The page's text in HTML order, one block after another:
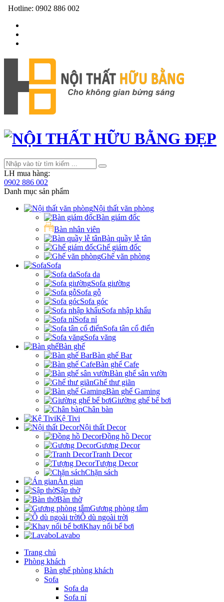
Hotline: 0902 886 002
LH mua hàng:
0902 886 002
Danh mục sản phẩm
Nội thất văn phòng
Bàn giám đốc
Bàn nhân viên
Bàn quầy lễ tân
Ghế giám đốc
Ghế văn phòng
Sofa
Sofa da
Sofa giường
Sofa gỗ
Sofa góc
Sofa nhập khẩu
Sofa nỉ
Sofa tân cổ điển
Sofa văng
Bàn ghế
Bàn ghế Bar
Bàn ghế Cafe
Bàn ghế sân vườn
Ghế thư giãn
Bàn ghế Gaming
Giường ghế bể bơi
Chân bàn
Kệ Tivi
Nội thất Decor
Đồng hồ Decor
Gương Decor
Tranh Decor
Tượng Decor
Chặn sách
Án gian
Sập thờ
Bàn thờ
Gương phòng tắm
Ô dù ngoài trời
Khay nổi bể bơi
Lavabo
Trang chủ
Phòng khách
Bàn ghế phòng khách
Sofa
Sofa da
Sofa nỉ